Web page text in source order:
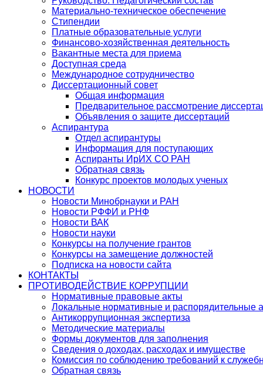
Материально-техническое обеспечение
Стипендии
Платные образовательные услуги
Финансово-хозяйственная деятельность
Вакантные места для приема
Доступная среда
Международное сотрудничество
Диссертационный совет
Общая информация
Предварительное рассмотрение
Объявления о защите диссертаций
Аспирантура
Отдел аспирантуры
Информация для поступающих
Аспиранты ИрИХ СО РАН
Обратная связь
Конкурс проектов молодых ученых
НОВОСТИ
Новости Минобрнауки и РАН
Новости РФФИ и РНФ
Новости ВАК
Новости науки
Конкурсы на получение грантов
Конкурсы на замещение должностей
Подписка на новости сайта
КОНТАКТЫ
ПРОТИВОДЕЙСТВИЕ КОРРУПЦИИ
Нормативные правовые акты
Локальные нормативные и распорядительные
Антикоррупционная экспертиза
Методические материалы
Формы документов для заполнения
Сведения о доходах, расходах и имуществе
Комиссия по соблюдению требований к
Обратная связь